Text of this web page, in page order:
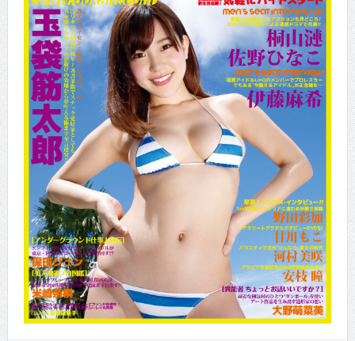
CINEMA×STYLE 294号
CINEMA×STYLE 293号